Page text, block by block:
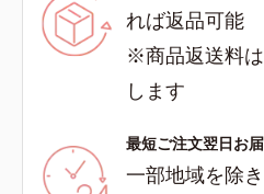
れば返品可能
※商品返送料
します
最短ご注文翌日お
一部地域を除